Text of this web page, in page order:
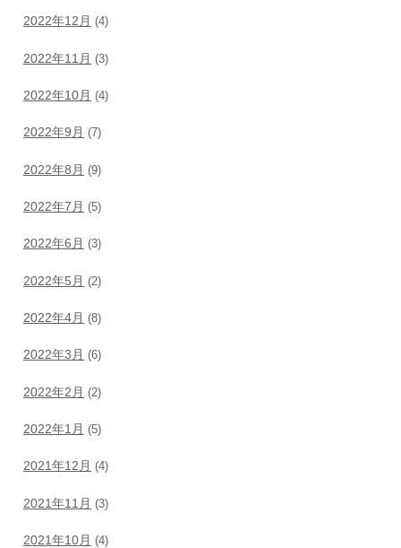
2022年12月 (4)
2022年11月 (3)
2022年10月 (4)
2022年9月 (7)
2022年8月 (9)
2022年7月 (5)
2022年6月 (3)
2022年5月 (2)
2022年4月 (8)
2022年3月 (6)
2022年2月 (2)
2022年1月 (5)
2021年12月 (4)
2021年11月 (3)
2021年10月 (4)